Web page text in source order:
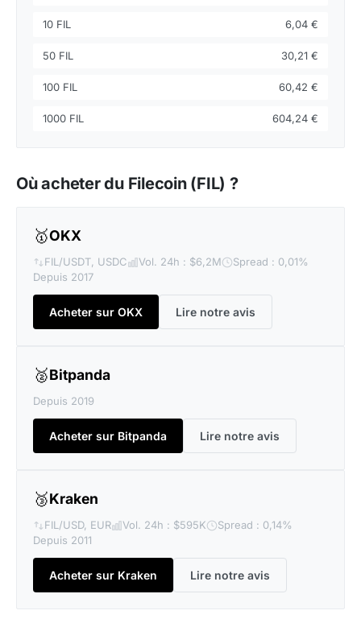
10 FIL 6,04 €
50 FIL 30,21 €
100 FIL 60,42 €
1000 FIL 604,24 €
Où acheter du Filecoin (FIL) ?
🥇OKX
FIL/USDT, USDC Vol. 24h : $6,2M
Spread : 0,01%
Depuis 2017
Acheter sur OKX Lire notre avis
🥈Bitpanda
Depuis 2019
Acheter sur Bitpanda Lire notre avis
🥉Kraken
FIL/USD, EUR Vol. 24h : $595K
Spread : 0,14%
Depuis 2011
Acheter sur Kraken Lire notre avis